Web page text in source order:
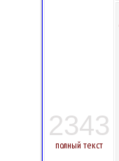
2343
полный текст